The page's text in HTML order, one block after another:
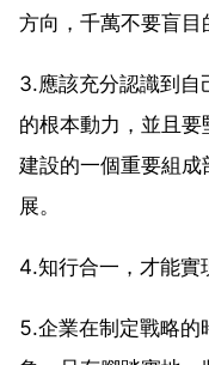
方向，千萬不要盲目
3.應該充分認識到自
的根本動力，並且
建設的一個重要組
展。
4.知行合一，才能實
5.企業在制定戰略的